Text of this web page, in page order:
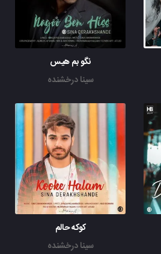
نگو بم هیس
سینا درخشنده
کوکه حالم
سینا درخشنده